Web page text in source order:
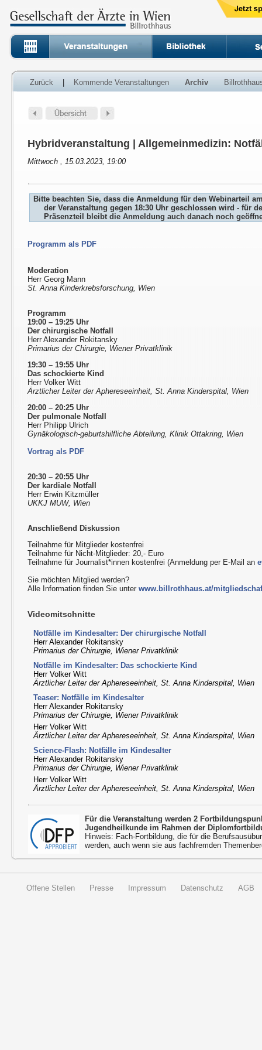
Zurück Kommende Veranstaltungen Archiv
Hybridveranstaltung | Allgemeinmedizin:
Mittwoch , 15.03.2023, 19:00
Bitte beachten Sie, dass die Anmeldung für den Webinarteil
der Veranstaltung gegen 18:30 Uhr geschlossen wird - für
Präsenzteil bleibt die Anmeldung auch danach noch
Programm als PDF
Moderation
Herr Georg Mann
St. Anna Kinderkrebsforschung, Wien
Programm
19:00 – 19:25 Uhr
Der chirurgische Notfall
Herr Alexander Rokitansky
Primarius der Chirurgie, Wiener Privatklinik
19:30 – 19:55 Uhr
Das schockierte Kind
Herr Volker Witt
Ärztlicher Leiter der Aphereseeinheit, St. Anna Kinderspital, Wien
20:00 – 20:25 Uhr
Der pulmonale Notfall
Herr Philipp Ulrich
Gynäkologisch-geburtshilfliche Abteilung, Klinik Ottakring, Wien
Vortrag als PDF
20:30 – 20:55 Uhr
Der kardiale Notfall
Herr Erwin Kitzmüller
UKKJ MUW, Wien
Anschließend Diskussion
Teilnahme für Mitglieder kostenfrei
Teilnahme für Nicht-Mitglieder: 20,- Euro
Teilnahme für Journalist*innen kostenfrei (Anmeldung per E-Mail an
Sie möchten Mitglied werden?
Alle Information finden Sie unterwww.billrothhaus.at/
Videomitschnitte
Notfälle im Kindesalter: Der chirurgische Notfall
Herr Alexander Rokitansky
Primarius der Chirurgie, Wiener Privatklinik
Notfälle im Kindesalter: Das schockierte Kind
Herr Volker Witt
Ärztlicher Leiter der Aphereseeinheit, St. Anna Kinderspital, Wien
Teaser: Notfälle im Kindesalter
Herr Alexander Rokitansky
Primarius der Chirurgie, Wiener Privatklinik
Herr Volker Witt
Ärztlicher Leiter der Aphereseeinheit, St. Anna Kinderspital, Wien
Science-Flash: Notfälle im Kindesalter
Herr Alexander Rokitansky
Primarius der Chirurgie, Wiener Privatklinik
Herr Volker Witt
Ärztlicher Leiter der Aphereseeinheit, St. Anna Kinderspital, Wien
Für die Veranstaltung werden 2
Jugendheilkunde im Rahmen der
Hinweis: Fach-Fortbildung, die für die
werden, auch wenn sie aus fachfremden
Offene Stellen Presse Impressum Datenschutz AGB